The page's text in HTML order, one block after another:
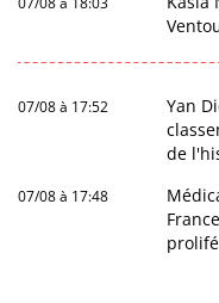
07/08 à 17:52
Yan
de
07/08 à 17:48